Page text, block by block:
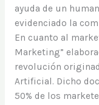
ayuda de un
evidenciado la
En cuanto al
Marketing”
revolución
Artificial. Dicho
50% de los